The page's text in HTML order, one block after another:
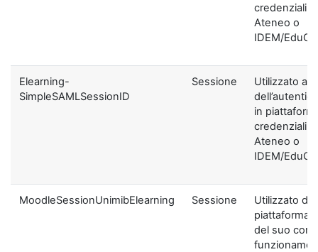
credenziali di
Ateneo o
IDEM/
Elearning-
SimpleSAMLSessionID
Sessione
Utilizzato ai
in
credenziali di
Ateneo o
IDEM/
MoodleSessionUnimibElearning Sessione
Utilizzato
piattaforma
del suo